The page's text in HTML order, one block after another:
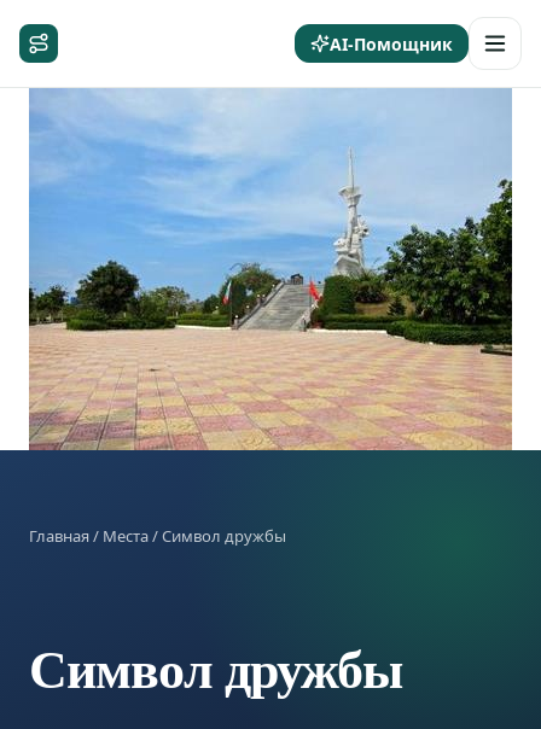
AI-Помощник
Главная/ Места/ Символ дружбы
Символ дружбы